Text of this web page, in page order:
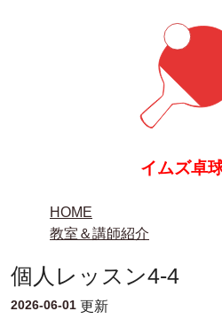
イムズ卓
HOME
教室＆講師紹介
個人レッスン4-4
2026-06-01 更新